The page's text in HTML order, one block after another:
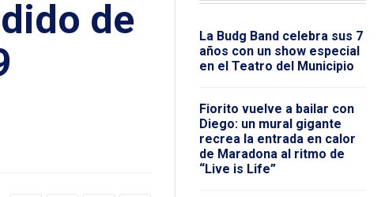
de
La Budg Band celebra sus 7
años con un show especial
en el Teatro del Municipio
Fiorito vuelve a bailar con
Diego: un mural gigante
recrea la entrada en calor
de Maradona al ritmo de
“Live is Life”